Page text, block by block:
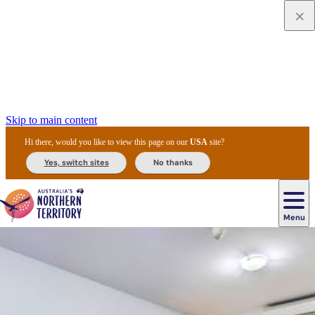
Skip to main content
Hi there, would you like to view this page on ourUSA site?
Yes, switch sites No thanks
Menu
Navigation
principale